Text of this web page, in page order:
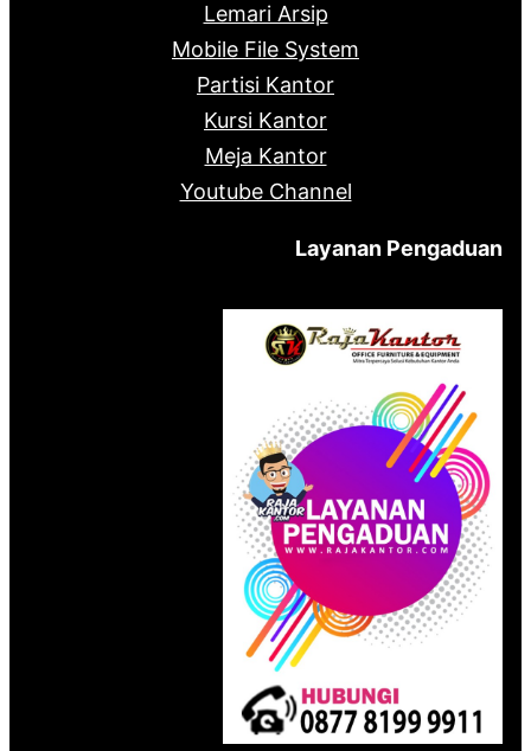
Lemari Arsip
Mobile File System
Partisi Kantor
Kursi Kantor
Meja Kantor
Youtube Channel
Layanan Pengaduan